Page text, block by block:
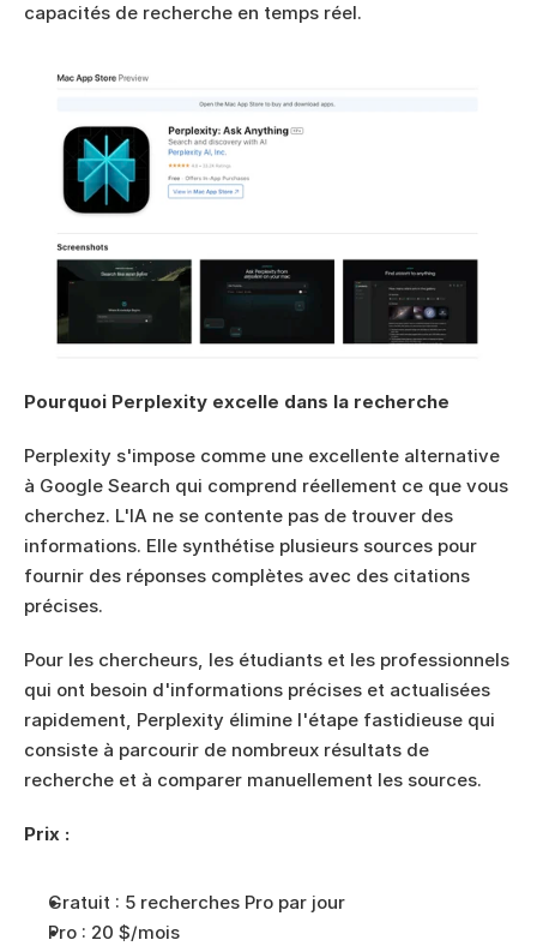
capacités de recherche en temps réel.
Pourquoi Perplexity excelle dans la recherche
Perplexity s'impose comme une excellente alternative
à Google Search qui comprend réellement ce que vous
cherchez. L'IA ne se contente pas de trouver des
informations. Elle synthétise plusieurs sources pour
fournir des réponses complètes avec des citations
précises.
Pour les chercheurs, les étudiants et les professionnels
qui ont besoin d'informations précises et actualisées
rapidement, Perplexity élimine l'étape fastidieuse qui
consiste à parcourir de nombreux résultats de
recherche et à comparer manuellement les sources.
Prix :
Gratuit : 5 recherches Pro par jour
Pro : 20 $/mois